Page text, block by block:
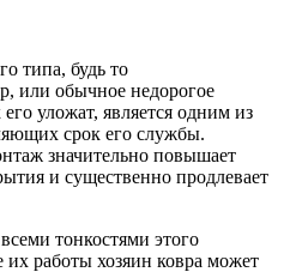
типа, будь то
или обычное недорогое
уложат, является одним из
срок его службы.
значительно повышает
и существенно продлевает
тонкостями этого
их работы хозяин ковра может